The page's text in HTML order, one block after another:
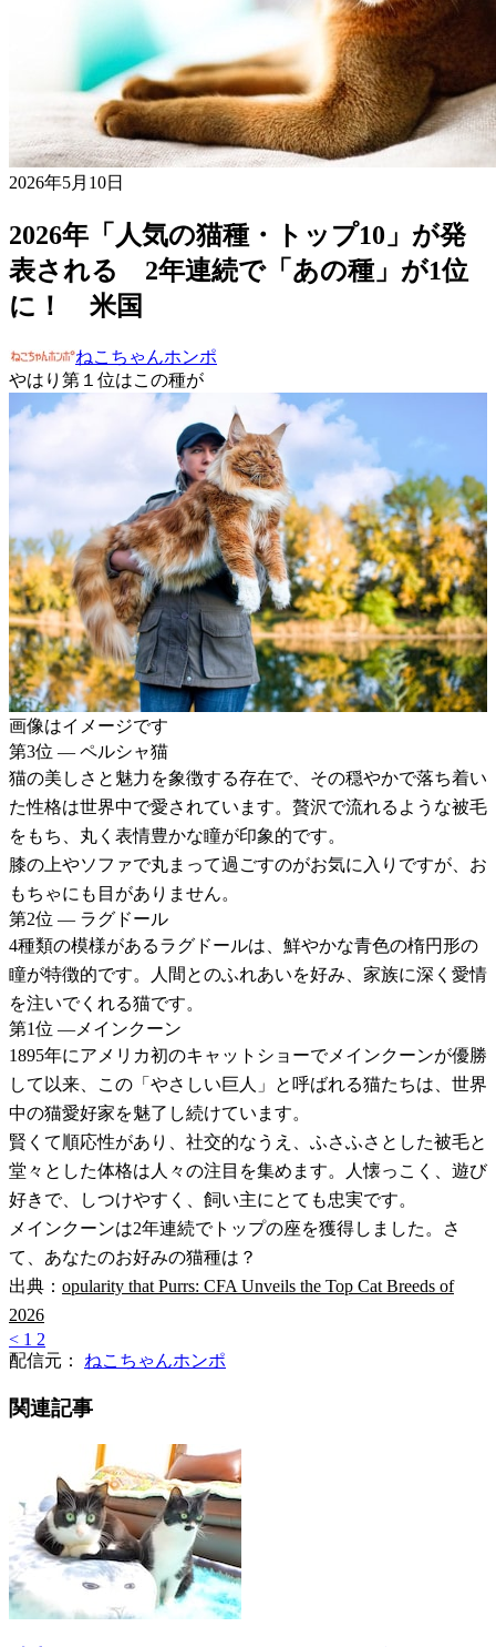
2026年5月10日
2026年「人気の猫種・トップ10」が発
表される 2年連続で「あの種」が1位
に！ 米国
ねこちゃんホンポ
やはり第１位はこの種が
画像はイメージです
第3位 ― ペルシャ猫
猫の美しさと魅力を象徴する存在で、その穏やかで落ち着い
た性格は世界中で愛されています。贅沢で流れるような被毛
をもち、丸く表情豊かな瞳が印象的です。
膝の上やソファで丸まって過ごすのがお気に入りですが、お
もちゃにも目がありません。
第2位 ― ラグドール
4種類の模様があるラグドールは、鮮やかな青色の楕円形の
瞳が特徴的です。人間とのふれあいを好み、家族に深く愛情
を注いでくれる猫です。
第1位 ―メインクーン
1895年にアメリカ初のキャットショーでメインクーンが優勝
して以来、この「やさしい巨人」と呼ばれる猫たちは、世界
中の猫愛好家を魅了し続けています。
賢くて順応性があり、社交的なうえ、ふさふさとした被毛と
堂々とした体格は人々の注目を集めます。人懐っこく、遊び
好きで、しつけやすく、飼い主にとても忠実です。
メインクーンは2年連続でトップの座を獲得しました。さ
て、あなたのお好みの猫種は？
出典： opularity that Purrs: CFA Unveils the Top Cat Breeds of
2026
< 1 2
配信元： ねこちゃんホンポ
関連記事